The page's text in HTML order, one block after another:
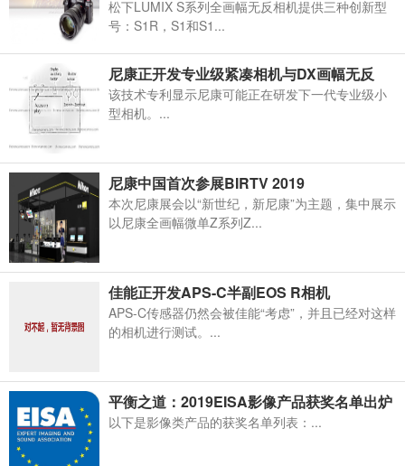
松下LUMIX S系列全画幅无反相机提供三种创新型
号：S1R，S1和S1...
尼康正开发专业级紧凑相机与DX画幅无反
该技术专利显示尼康可能正在研发下一代专业级小
型相机。...
尼康中国首次参展BIRTV 2019
本次尼康展会以“新世纪，新尼康”为主题，集中展示
以尼康全画幅微单Z系列Z...
佳能正开发APS-C半副EOS R相机
APS-C传感器仍然会被佳能“考虑”，并且已经对这样
的相机进行测试。...
平衡之道：2019EISA影像产品获奖名单出炉
以下是影像类产品的获奖名单列表：...